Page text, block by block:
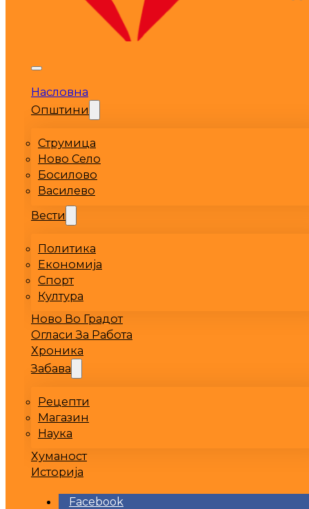
Насловна
Општини
Струмица
Ново Село
Босилово
Василево
Вести
Политика
Економија
Спорт
Култура
Ново Во Градот
Огласи За Работа
Хроника
Забава
Рецепти
Магазин
Наука
Хуманост
Историја
Facebook